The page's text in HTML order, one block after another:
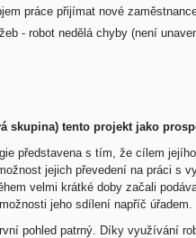
práce přijímat nové
- robot nedělá chyby (není
skupina) tento projekt jako
představena s tím, že cílem
jejich převedení na práci s
velmi krátké doby začali
jeho sdílení napříč
pohled patrný. Díky využívání